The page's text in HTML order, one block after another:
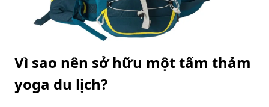
Vì sao nên sở hữu một tấm thảm
yoga du lịch?